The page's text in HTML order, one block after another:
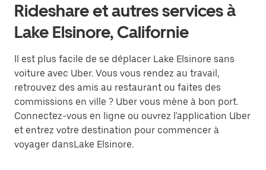
Rideshare et autres services à
Lake Elsinore, Californie
Il est plus facile de se déplacer Lake Elsinore sans
voiture avec Uber. Vous vous rendez au travail,
retrouvez des amis au restaurant ou faites des
commissions en ville ? Uber vous mène à bon port.
Connectez-vous en ligne ou ouvrez l'application Uber
et entrez votre destination pour commencer à
voyager dansLake Elsinore.